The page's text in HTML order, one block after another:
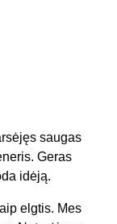
saugas
Geras
idėją.
elgtis. Mes